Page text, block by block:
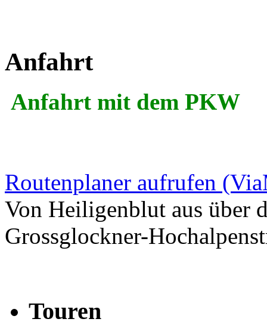
Anfahrt
Anfahrt mit dem PKW
Routenplaner aufrufen
Von Heiligenblut aus über
Grossglockner-
Touren